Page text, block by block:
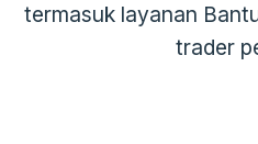
termasuk layanan
trader